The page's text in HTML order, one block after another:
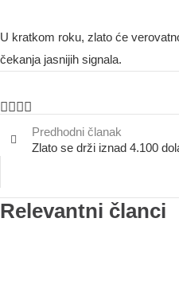
U kratkom roku, zlato će
čekanja jasnijih signala.
Predhodni članak
Zlato se drži iznad 4.100
Relevantni članci